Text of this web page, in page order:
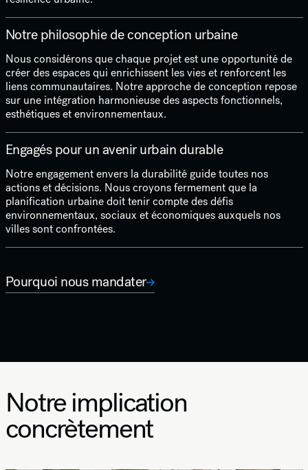
Notre philosophie de conception urbaine
Nous considérons que chaque projet est une opportunité de
créer des espaces qui enrichissent les vies et renforcent les
liens communautaires. Notre approche de conception repose
sur une intégration harmonieuse des aspects fonctionnels,
esthétiques et environnementaux.
Engagés pour un avenir urbain durable
Notre engagement envers la durabilité guide toutes nos
actions et décisions. Nous croyons fermement que la
planification urbaine doit tenir compte des défis
environnementaux, sociaux et économiques auxquels nos
villes sont confrontées.
Pourquoi nous mandater
Notre implication
concrètement